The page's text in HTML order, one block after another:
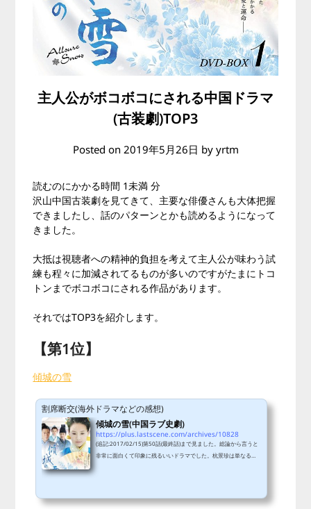
主人公がボコボコにされる中国ドラマ
(古装劇)TOP3
Posted on 2019年5月26日 by yrtm
読むのにかかる時間 1未満 分
沢山中国古装劇を見てきて、主要な俳優さんも大体把握
できましたし、話のパターンとかも読めるようになって
きました。
大抵は視聴者への精神的負担を考えて主人公が味わう試
練も程々に加減されてるものが多いのですがたまにトコ
トンまでボコボコにされる作品があります。
それではTOP3を紹介します。
【第1位】
傾城の雪
割席断交(海外ドラマなどの感想)
傾城の雪(中国ラブ史劇)
https://plus.lastscene.com/archives/10828
(追記:2017/02/15)第50話(最終話)まで見ました。総論から言うと
非常に面白くて印象に残るいいドラマでした。杭景珍は単なるサ
では清楚な女性として出てるみたいですし。プロフ写真なんか普